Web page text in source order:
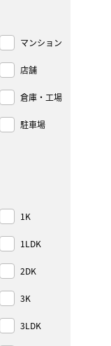
マンション
店舗
倉庫・工場
駐車場
1K
1LDK
2DK
3K
3LDK